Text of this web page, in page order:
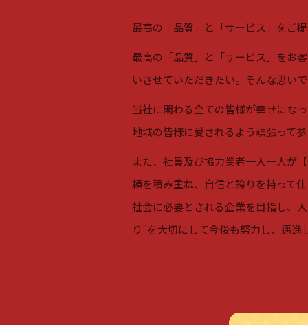
最高の「品質」と「サービス」をご
最高の「品質」と「サービス」をお
いさせていただきたい。そんな思い
当社に関わる全ての皆様が幸せにな
地域の皆様に愛されるよう頑張って
また、社員及び協力業者一人一人が
頼を積み重ね、自信と誇りを持って
社会に必要とされる企業を目指し、
り”を大切にして今後も努力し、邁進